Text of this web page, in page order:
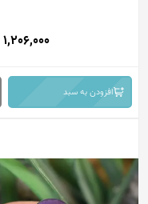
1,206,000
افزودن به سبد